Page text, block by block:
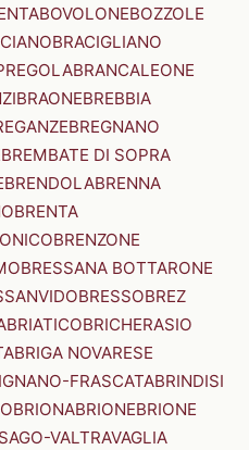
BOVOLONEBOZZOLE
BRACIGLIANO
BRANCALEONE
BRAONEBREBBIA
BREGNANO
BREMBATE DI SOPRA
BRENDOLABRENNA
BRENTA
BRENZONE
BRESSANA BOTTARONE
BRESSOBREZ
BRIATICOBRICHERASIO
BRIGA NOVARESE
FRASCATABRINDISI
BRIONABRIONEBRIONE
VALTRAVAGLIA